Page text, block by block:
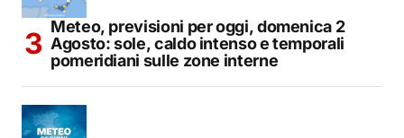
Meteo, previsioni per oggi, domenica 2
Agosto: sole, caldo intenso e temporali
pomeridiani sulle zone interne